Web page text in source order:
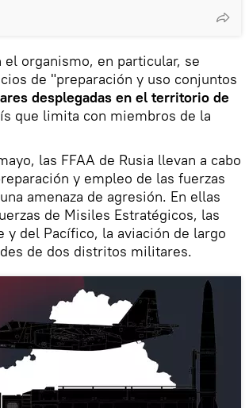
el organismo, en particular, se
de "preparación y uso conjuntos
desplegadas en el territorio de
que limita con miembros de la
las FFAA de Rusia llevan a cabo
y empleo de las fuerzas
amenaza de agresión. En ellas
de Misiles Estratégicos, las
y del Pacífico, la aviación de largo
de dos distritos militares.